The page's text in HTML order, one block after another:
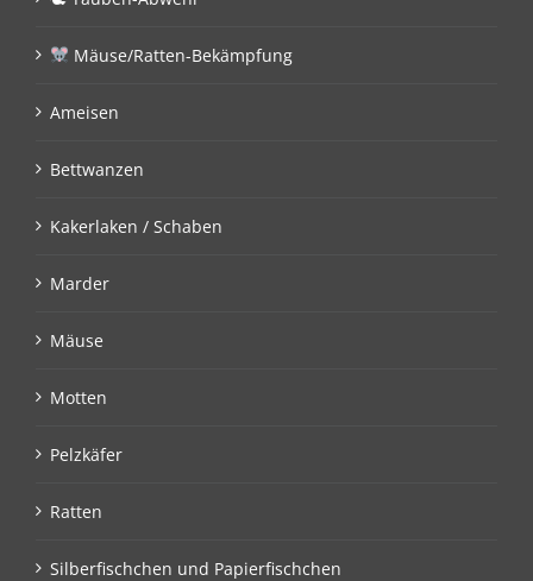
Mäuse/Ratten-Bekämpfung
Ameisen
Bettwanzen
Kakerlaken / Schaben
Marder
Mäuse
Motten
Pelzkäfer
Ratten
Silberfischchen und Papierfischchen